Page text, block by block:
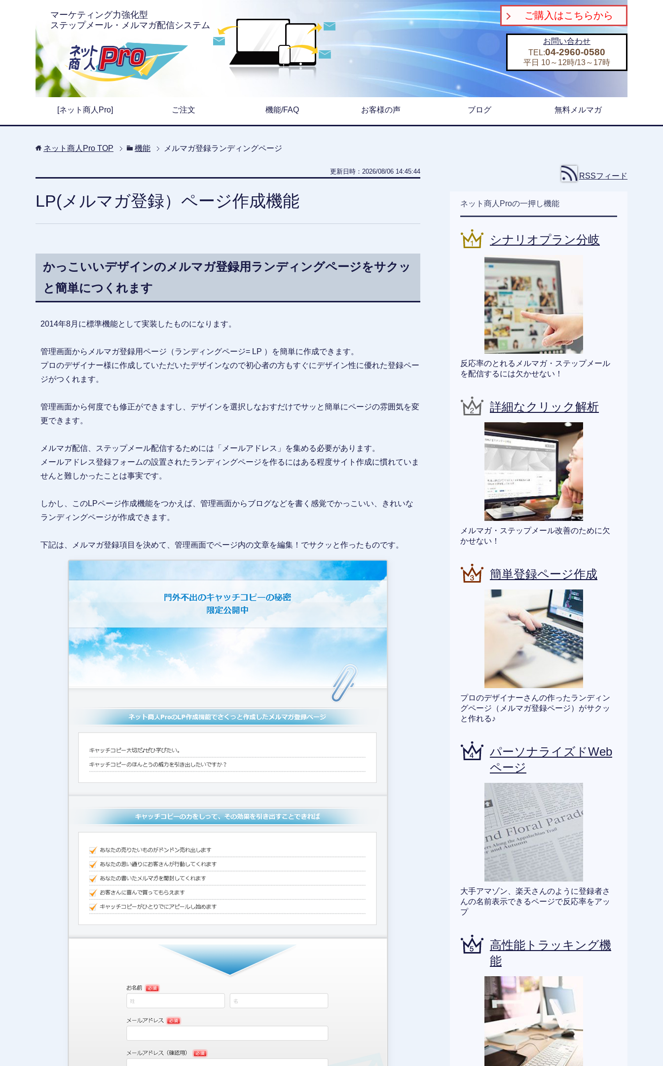
マーケティング力強化型
ステップメール・メルマガ配信システム
ご購入はこちらから
お問い合わせ
TEL:04-2960-0580
平日 10～12時/13～17時
[ネット商人Pro] ご注文 機能/FAQ お客様の声 ブログ 無料メルマガ
ネット商人Pro TOP 機能 メルマガ登録ランディングページ
更新日時：2026/08/06 14:45:44
LP(メルマガ登録）ページ作成機能
かっこいいデザインのメルマガ登録用ランディングページをサクッ
と簡単につくれます
2014年8月に標準機能として実装したものになります。
管理画面からメルマガ登録用ページ（ランディングページ= LP ）を簡単に作成できます。
プロのデザイナー様に作成していただいたデザインなので初心者の方もすぐにデザイン性に優れた登録ペー
ジがつくれます。
管理画面から何度でも修正ができますし、デザインを選択しなおすだけでサッと簡単にページの雰囲気を変
更できます。
メルマガ配信、ステップメール配信するためには「メールアドレス」を集める必要があります。
メールアドレス登録フォームの設置されたランディングページを作るにはある程度サイト作成に慣れていま
せんと難しかったことは事実です。
しかし、このLPページ作成機能をつかえば、管理画面からブログなどを書く感覚でかっこいい、きれいな
ランディングページが作成できます。
下記は、メルマガ登録項目を決めて、管理画面でページ内の文章を編集！でサクッと作ったものです。
RSSフィード
ネット商人Proの一押し機能
シナリオプラン分岐
反応率のとれるメルマガ・ステップメール
を配信するには欠かせない！
詳細なクリック解析
メルマガ・ステップメール改善のために欠
かせない！
簡単登録ページ作成
プロのデザイナーさんの作ったランディン
グページ（メルマガ登録ページ）がサクッ
と作れる♪
パーソナライズドWeb
ページ
大手アマゾン、楽天さんのように登録者さ
んの名前表示できるページで反応率をアッ
プ
高性能トラッキング機
能